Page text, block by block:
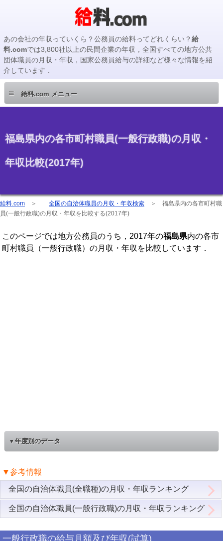
あの会社の年収っていくら？公務員の給料ってどれくらい？給
料.comでは3,800社以上の民間企業の年収，全国すべての地方公共
団体職員の月収・年収，国家公務員給与の詳細など様々な情報を紹
介しています．
≡ 給料.com メニュー
福島県内の各市町村職員(一般行政職)の月収・
年収比較(2017年)
給料.com ＞ 全国の自治体職員の月収・年収検索 ＞ 福島県内の各市町村職
員(一般行政職)の月収・年収を比較する(2017年)
このページでは地方公務員のうち，2017年の福島県内の各市
町村職員（一般行政職）の月収・年収を比較しています．
▼年度別のデータ
▼参考情報
全国の自治体職員(全職種)の月収・年収ランキング
全国の自治体職員(一般行政職)の月収・年収ランキング
一般行政職の給与月額及び年収(試算)